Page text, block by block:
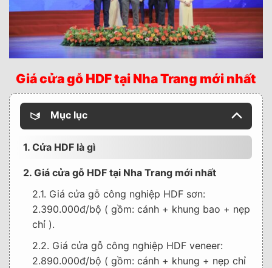
Giá cửa gỗ HDF tại Nha Trang mới nhất
Mục lục
1. Cửa HDF là gì
2. Giá cửa gỗ HDF tại Nha Trang mới nhất
2.1. Giá cửa gỗ công nghiệp HDF sơn:
2.390.000đ/bộ ( gồm: cánh + khung bao + nẹp
chỉ ).
2.2. Giá cửa gỗ công nghiệp HDF veneer:
2.890.000đ/bộ ( gồm: cánh + khung + nẹp chỉ